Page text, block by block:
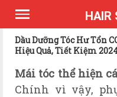
*Expires Headers
HAIR
Dầu Dưỡng Tóc Hư Tổn
Hiệu Quả, Tiết Kiệm
Mái tóc thể hiện
Chính vì vậy,